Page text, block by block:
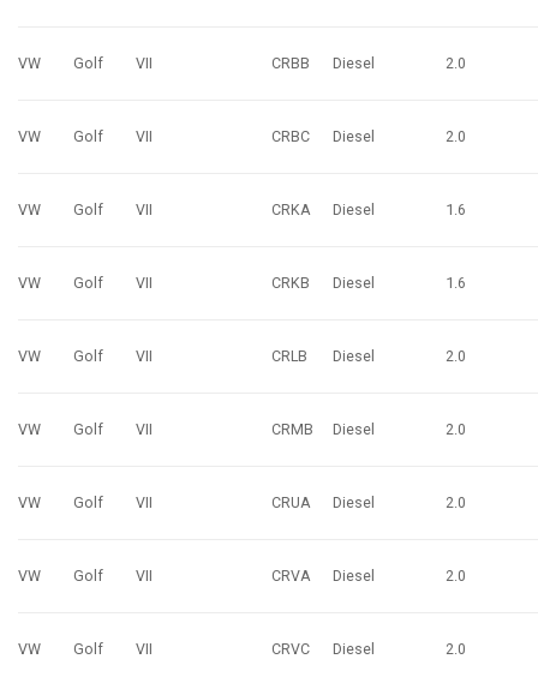
VW Golf VII CRBB Diesel 2.0
VW Golf VII CRBC Diesel 2.0
VW Golf VII CRKA Diesel 1.6
VW Golf VII CRKB Diesel 1.6
VW Golf VII CRLB Diesel 2.0
VW Golf VII CRMB Diesel 2.0
VW Golf VII CRUA Diesel 2.0
VW Golf VII CRVA Diesel 2.0
VW Golf VII CRVC Diesel 2.0